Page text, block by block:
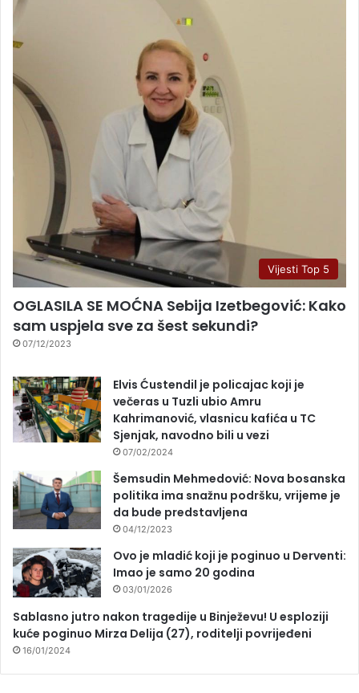
Vijesti Top 5
OGLASILA SE MOĆNA Sebija Izetbegović: Kako
sam uspjela sve za šest sekundi?
07/12/2023
Elvis Ćustendil je policajac koji je
večeras u Tuzli ubio Amru
Kahrimanović, vlasnicu kafića u TC
Sjenjak, navodno bili u vezi
07/02/2024
Šemsudin Mehmedović: Nova bosanska
politika ima snažnu podršku, vrijeme je
da bude predstavljena
04/12/2023
Ovo je mladić koji je poginuo u Derventi:
Imao je samo 20 godina
03/01/2026
Sablasno jutro nakon tragedije u Binježevu! U esploziji
kuće poginuo Mirza Delija (27), roditelji povrijeđeni
16/01/2024